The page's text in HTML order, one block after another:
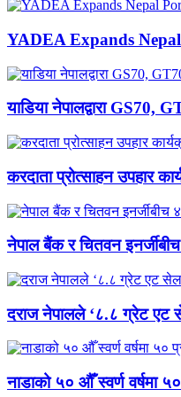
YADEA Expands
याडिया नेपालद्वारा GS70,
करदाता प्रोत्साहन उपहार
नेपाल बैंक र चितवन
दराज नेपालले ‘८.८ ग्रेट एट
नाडाको ५० औँ स्वर्ण वर्षमा